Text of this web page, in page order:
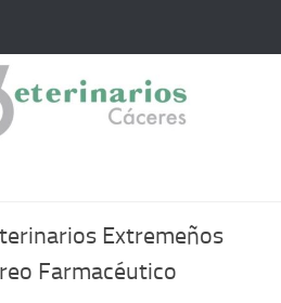
Extremeños
Farmacéutico